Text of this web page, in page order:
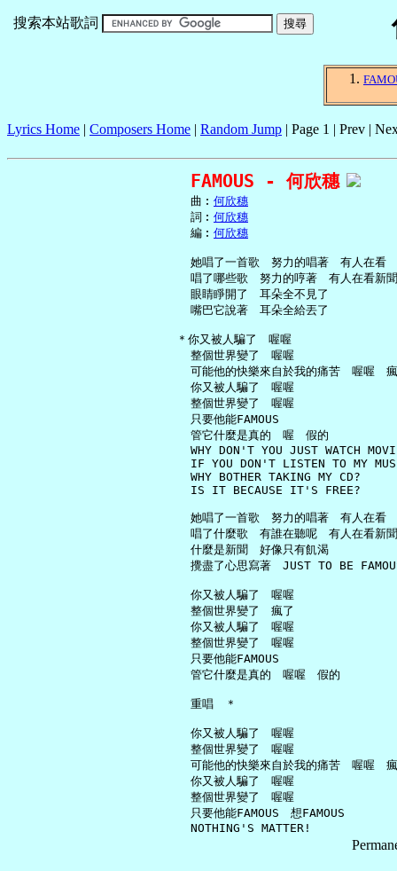
搜索本站歌詞
Lyrics Home | Composers Home | Random Jump | Page 1 | Prev |
FAMOUS - 何欣穗
     曲︰
何欣穗
     詞︰
何欣穗
     編︰
何欣穗
     她唱了一首歌　努力的唱著　有人在看
     唱了哪些歌　努力的哼著　有人在看新聞
     眼睛睜開了　耳朵全不見了
     嘴巴它說著　耳朵全給丟了
   ＊你又被人騙了　喔喔
     整個世界變了　喔喔
可能他的快樂來自於我的痛苦　喔喔　
     你又被人騙了　喔喔
     整個世界變了　喔喔
     只要他能FAMOUS
     管它什麼是真的　喔　假的
WHY DON'T YOU JUST WATCH
IF YOU DON'T LISTEN TO MY
     WHY BOTHER TAKING MY CD?
     IS IT BECAUSE IT'S FREE?
     她唱了一首歌　努力的唱著　有人在看
     唱了什麼歌　有誰在聽呢　有人在看新聞
     什麼是新聞　好像只有飢渴
攪盡了心思寫著　JUST TO BE
     你又被人騙了　喔喔
     整個世界變了　瘋了
     你又被人騙了　喔喔
     整個世界變了　喔喔
     只要他能FAMOUS
     管它什麼是真的　喔喔　假的
     重唱　＊
     你又被人騙了　喔喔
     整個世界變了　喔喔
可能他的快樂來自於我的痛苦　喔喔　
     你又被人騙了　喔喔
     整個世界變了　喔喔
     只要他能FAMOUS　想FAMOUS